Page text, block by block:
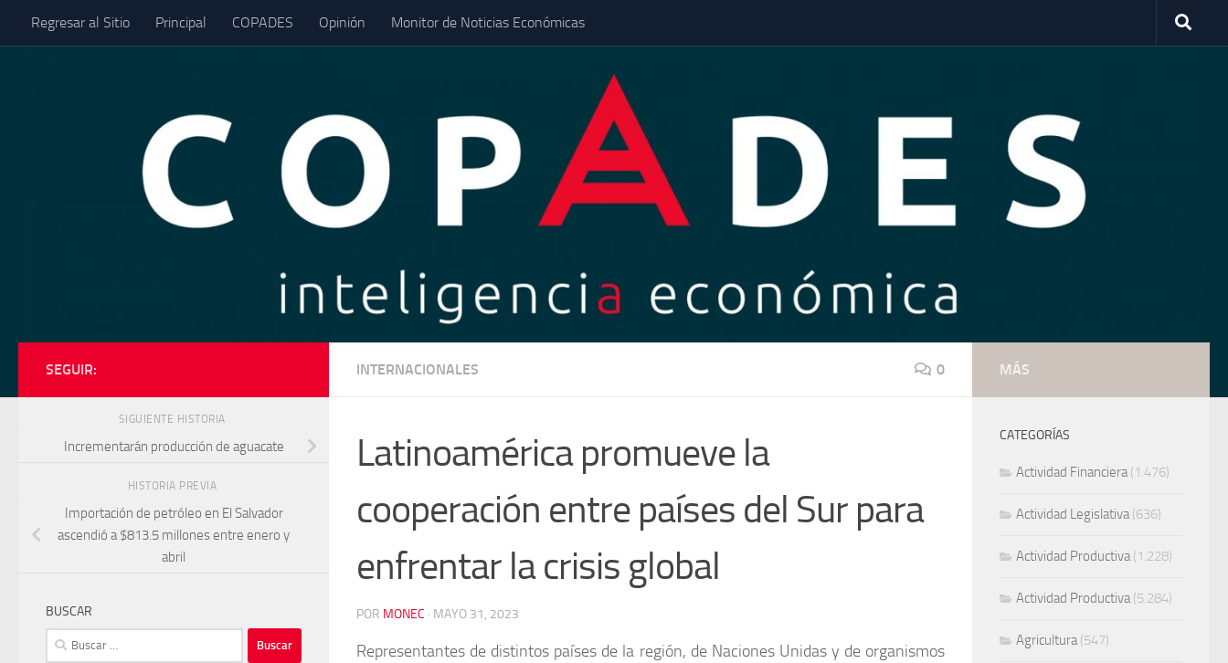
Saltar al contenido
Regresar al Sitio Principal COPADES Opinión Monitor de Noticias Económicas
INTERNACIONALES 0
Latinoamérica promueve la
cooperación entre países del Sur para
enfrentar la crisis global
POR MONEC · MAYO 31, 2023
Representantes de distintos países de la región, de Naciones Unidas y de organismos
SEGUIR:
SIGUIENTE HISTORIA
Incrementarán producción de aguacate
HISTORIA PREVIA
Importación de petróleo en El Salvador
ascendió a $813.5 millones entre enero y
abril
BUSCAR
Buscar:
MÁS
CATEGORÍAS
Actividad Financiera(1.476)
Actividad Legislativa(636)
Actividad Productiva(1.228)
Actividad Productiva(5.284)
Agricultura(547)